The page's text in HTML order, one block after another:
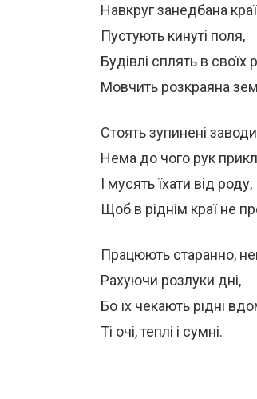
Навкруг занедбана
Пустують кинуті поля,
Будівлі сплять в своїх
Мовчить розкраяна
Стоять зупинені
Нема до чого рук
І мусять їхати від роду,
Щоб в ріднім краї не
Працюють старанно,
Рахуючи розлуки дні,
Бо їх чекають рідні
Ті очі, теплі і сумні.